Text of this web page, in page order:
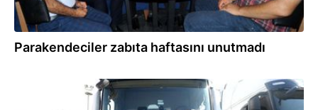
Parakendeciler zabıta haftasını unutmadı